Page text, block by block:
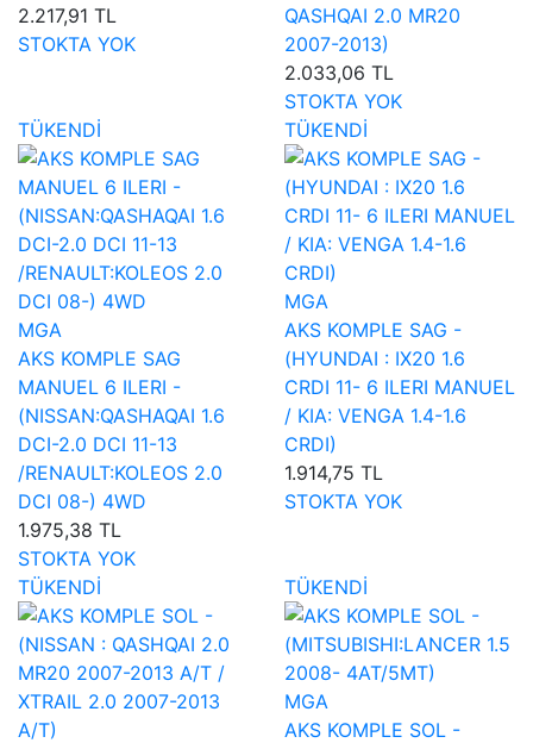
2.217,91 TL
STOKTA YOK
QASHQAI 2.0 MR20
2007-2013)
2.033,06 TL
STOKTA YOK
TÜKENDİ
MGA
AKS KOMPLE SAG
MANUEL 6 ILERI -
(NISSAN:QASHAQAI 1.6
DCI-2.0 DCI 11-13
/RENAULT:KOLEOS 2.0
DCI 08-) 4WD
1.975,38 TL
STOKTA YOK
TÜKENDİ
MGA
AKS KOMPLE SAG -
(HYUNDAI : IX20 1.6
CRDI 11- 6 ILERI MANUEL
/ KIA: VENGA 1.4-1.6
CRDI)
1.914,75 TL
STOKTA YOK
TÜKENDİ TÜKENDİ
MGA
AKS KOMPLE SOL -